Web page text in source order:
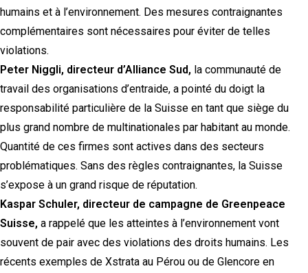
humains et à l’environnement. Des mesures contraignantes
complémentaires sont nécessaires pour éviter de telles
violations.
Peter Niggli, directeur d’Alliance Sud, la communauté de
travail des organisations d’entraide, a pointé du doigt la
responsabilité particulière de la Suisse en tant que siège du
plus grand nombre de multinationales par habitant au monde.
Quantité de ces firmes sont actives dans des secteurs
problématiques. Sans des règles contraignantes, la Suisse
s’expose à un grand risque de réputation.
Kaspar Schuler, directeur de campagne de Greenpeace
Suisse, a rappelé que les atteintes à l’environnement vont
souvent de pair avec des violations des droits humains. Les
récents exemples de Xstrata au Pérou ou de Glencore en